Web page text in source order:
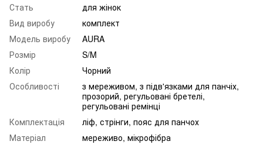
Стать
для жінок
Вид виробу
комплект
Модель виробу
AURA
Розмір
S/M
Колір
Чорний
Особливості
з мереживом, з підв'язками для панчіх,
прозорий, регульовані бретелі,
регульовані ремінці
Комплектація
ліф, стрінги, пояс для панчох
Матеріал
мереживо, мікрофібра